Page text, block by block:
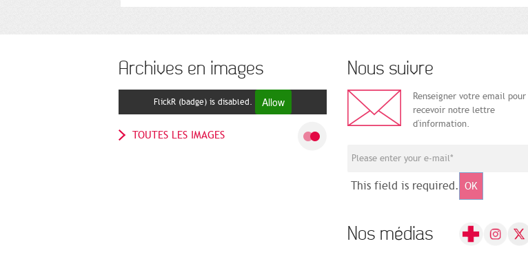
Archives en images
FlickR (badge) is disabled. Allow
TOUTES LES IMAGES
Nous suivre
Renseigner votre email pour
recevoir notre lettre
d'information.
This field is required. OK
Nos médias